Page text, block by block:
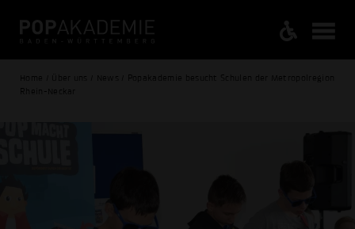
Home / Über uns / News / Popakademie besucht Schulen der Metropolregion
Rhein-Neckar